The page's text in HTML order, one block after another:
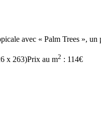
avec « Palm Trees »,
x 263)Prix au m2 : 114€